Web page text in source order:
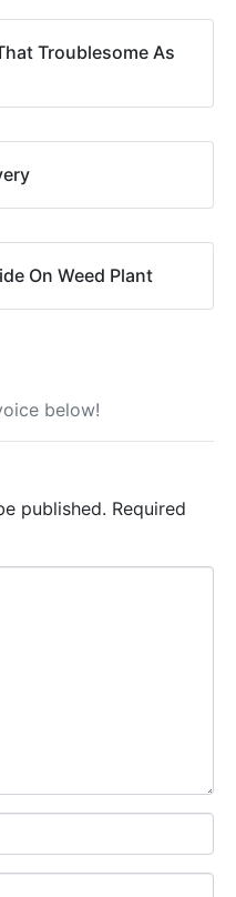
Troublesome As
On Weed Plant
below!
published. Required